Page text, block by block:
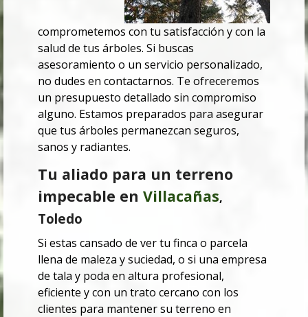
comprometemos con tu satisfacción y con la
salud de tus árboles. Si buscas
asesoramiento o un servicio personalizado,
no dudes en contactarnos. Te ofreceremos
un presupuesto detallado sin compromiso
alguno. Estamos preparados para asegurar
que tus árboles permanezcan seguros,
sanos y radiantes.
Tu aliado para un terreno
impecable en Villacañas,
Toledo
Si estas cansado de ver tu finca o parcela
llena de maleza y suciedad, o si una empresa
de tala y poda en altura profesional,
eficiente y con un trato cercano con los
clientes para mantener su terreno en